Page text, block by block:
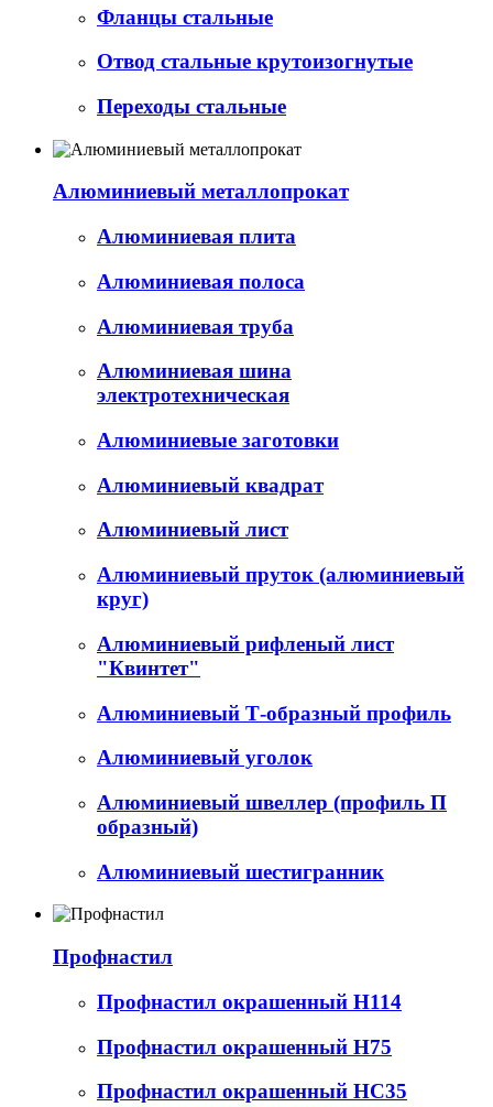
Фланцы стальные
Отвод стальные крутоизогнутые
Переходы стальные
Алюминиевый металлопрокат
Алюминиевая плита
Алюминиевая полоса
Алюминиевая труба
Алюминиевая шина
электротехническая
Алюминиевые заготовки
Алюминиевый квадрат
Алюминиевый лист
Алюминиевый пруток (алюминиевый
круг)
Алюминиевый рифленый лист
"Квинтет"
Алюминиевый Т-образный профиль
Алюминиевый уголок
Алюминиевый швеллер (профиль П
образный)
Алюминиевый шестигранник
Профнастил
Профнастил окрашенный Н114
Профнастил окрашенный Н75
Профнастил окрашенный НС35